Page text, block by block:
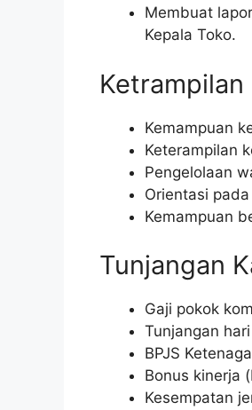
Membuat
Kepala Toko.
Ketrampilan
Kemampuan
Keterampilan
Pengelolaan
Orientasi
Kemampuan
Tunjangan
Gaji pokok
Tunjangan
BPJS
Bonus kinerja
Kesempatan